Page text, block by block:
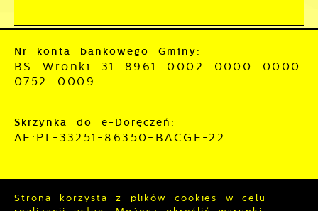
Nr konta bankowego Gminy:
BS Wronki 31 8961 0002 0000 0000
0752 0009
Skrzynka do e-Doręczeń:
AE:PL-33251-86350-BACGE-22
Mapa serwisu RSS
Strona korzysta z plików cookies w celu